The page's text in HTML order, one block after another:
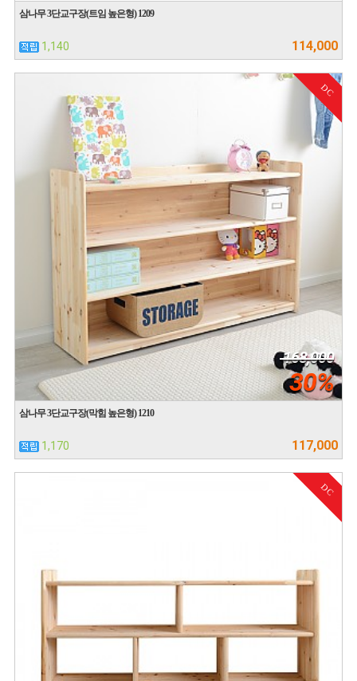
삼나무 3단교구장(트임 높은형) 1209
1,140 114,000
DC
168,000
30%
삼나무 3단교구장(막힘 높은형) 1210
1,170 117,000
DC